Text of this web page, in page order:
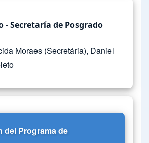
- Secretaría de Posgrado
Moraes (Secretária), Daniel
del Programa de